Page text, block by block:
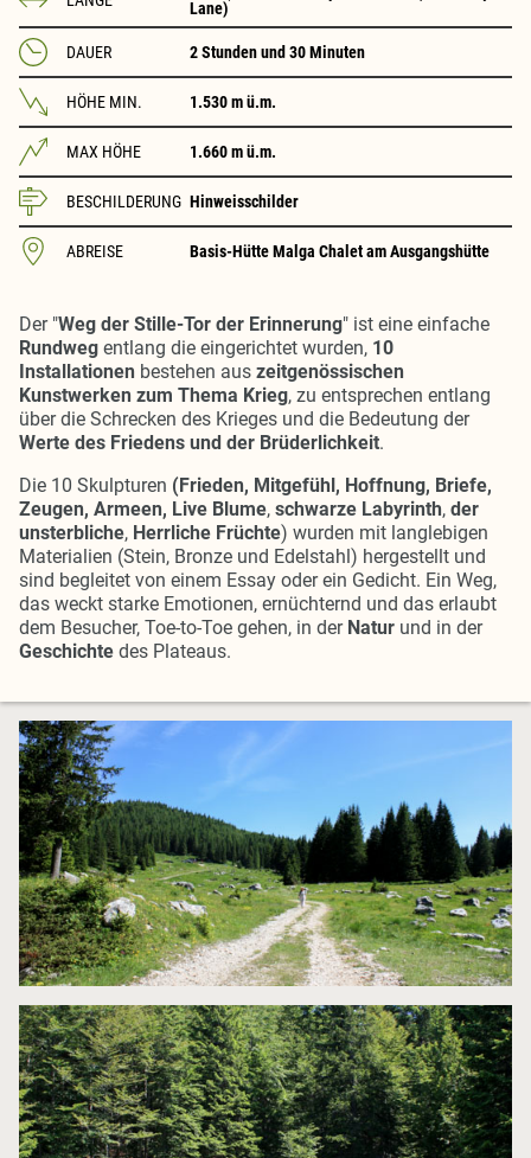
Lane)
DAUER 2 Stunden und 30 Minuten
HÖHE MIN. 1.530 m ü.m.
MAX HÖHE 1.660 m ü.m.
BESCHILDERUNG Hinweisschilder
ABREISE Basis-Hütte Malga Chalet am Ausgangshütte
Der "Weg der Stille-Tor der Erinnerung" ist eine einfache
Rundweg entlang die eingerichtet wurden, 10
Installationen bestehen aus zeitgenössischen
Kunstwerken zum Thema Krieg, zu entsprechen entlang
über die Schrecken des Krieges und die Bedeutung der
Werte des Friedens und der Brüderlichkeit.
Die 10 Skulpturen (Frieden, Mitgefühl, Hoffnung, Briefe,
Zeugen, Armeen, Live Blume, schwarze Labyrinth, der
unsterbliche, Herrliche Früchte) wurden mit langlebigen
Materialien (Stein, Bronze und Edelstahl) hergestellt und
sind begleitet von einem Essay oder ein Gedicht. Ein Weg,
das weckt starke Emotionen, ernüchternd und das erlaubt
dem Besucher, Toe-to-Toe gehen, in der Natur und in der
Geschichte des Plateaus.